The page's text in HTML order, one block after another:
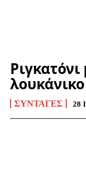
ΣΥΝΤΑΓΈΣ 28